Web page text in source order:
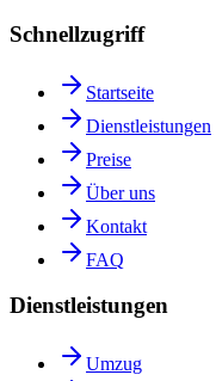
Schnellzugriff
Startseite
Dienstleistungen
Preise
Über uns
Kontakt
FAQ
Dienstleistungen
Umzug